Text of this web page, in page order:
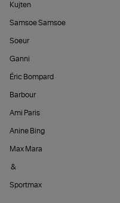
Kujten
Samsoe Samsoe
Soeur
Ganni
Éric Bompard
Barbour
Ami Paris
Anine Bing
Max Mara
&
Sportmax